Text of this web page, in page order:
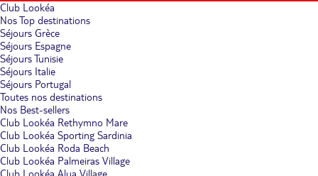
Club Lookéa
Nos Top destinations
Séjours Grèce
Séjours Espagne
Séjours Tunisie
Séjours Italie
Séjours Portugal
Toutes nos destinations
Nos Best-sellers
Club Lookéa Rethymno Mare
Club Lookéa Sporting Sardinia
Club Lookéa Roda Beach
Club Lookéa Palmeiras Village